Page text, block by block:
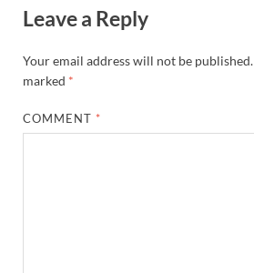
Leave a Reply
Your email address will not be published.
marked *
COMMENT *